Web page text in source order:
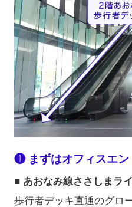
❶ まずはオフィスエン
■ あおなみ線ささしまラ
歩行者デッキ直通のグロ